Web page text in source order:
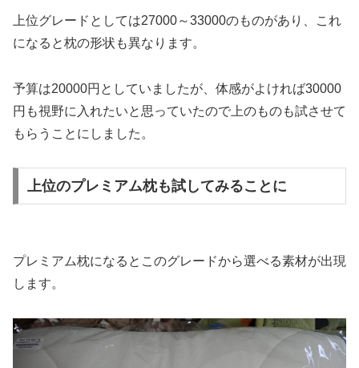
上位グレードとしては27000～33000のものがあり、これ
になると枕の形状も異なります。
予算は20000円としていましたが、体感がよければ30000
円も視野に入れたいと思っていたので上のものも試させて
もらうことにしました。
上位のプレミアム枕も試してみることに
プレミアム枕になるとこのグレードから選べる素材が出現
します。